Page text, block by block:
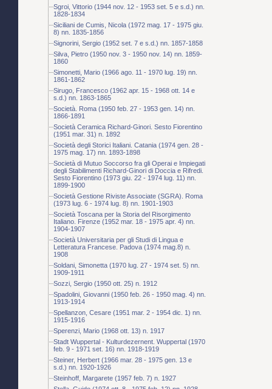
Sgroi, Vittorio (1944 nov. 12 - 1953 set. 5 e s.d.) nn.
1828-1834
Siciliani de Cumis, Nicola (1972 mag. 17 - 1975 giu.
8) nn. 1835-1856
Signorini, Sergio (1952 set. 7 e s.d.) nn. 1857-1858
Silva, Pietro (1950 nov. 3 - 1950 nov. 14) nn. 1859-
1860
Simonetti, Mario (1966 ago. 11 - 1970 lug. 19) nn.
1861-1862
Sirugo, Francesco (1962 apr. 15 - 1968 ott. 14 e
s.d.) nn. 1863-1865
Società. Roma (1950 feb. 27 - 1953 gen. 14) nn.
1866-1891
Società Ceramica Richard-Ginori. Sesto Fiorentino
(1951 mar. 31) n. 1892
Società degli Storici Italiani. Catania (1974 gen. 28 -
1975 mag. 17) nn. 1893-1898
Società di Mutuo Soccorso fra gli Operai e Impiegati
degli Stabilimenti Richard-Ginori di Doccia e Rifredi.
Sesto Fiorentino (1973 giu. 22 - 1974 lug. 11) nn.
1899-1900
Società Gestione Riviste Associate (SGRA). Roma
(1973 lug. 6 - 1974 lug. 8) nn. 1901-1903
Società Toscana per la Storia del Risorgimento
Italiano. Firenze (1952 mar. 18 - 1975 apr. 4) nn.
1904-1907
Società Universitaria per gli Studi di Lingua e
Letteratura Francese. Padova (1974 mag.8) n.
1908
Soldani, Simonetta (1970 lug. 27 - 1974 set. 5) nn.
1909-1911
Sozzi, Sergio (1950 ott. 25) n. 1912
Spadolini, Giovanni (1950 feb. 26 - 1950 mag. 4) nn.
1913-1914
Spellanzon, Cesare (1951 mar. 2 - 1954 dic. 1) nn.
1915-1916
Sperenzi, Mario (1968 ott. 13) n. 1917
Stadt Wuppertal - Kulturdezernent. Wuppertal (1970
feb. 9 - 1971 set. 16) nn. 1918-1919
Steiner, Herbert (1966 mar. 28 - 1975 gen. 13 e
s.d.) nn. 1920-1926
Steinhoff, Margarete (1957 feb. 7) n. 1927